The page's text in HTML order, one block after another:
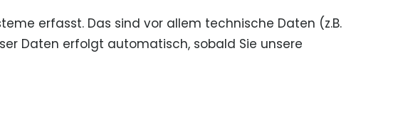
erfasst. Das sind vor allem technische Daten (z.B.
Daten erfolgt automatisch, sobald Sie unsere